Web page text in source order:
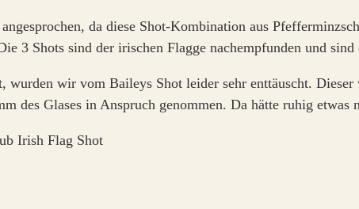
da diese Shot-Kombination aus
3 Shots sind der irischen Flagge nachempfunden und
wurden wir vom Baileys Shot leider sehr enttäuscht.
des Glases in Anspruch genommen. Da hätte ruhig etwas